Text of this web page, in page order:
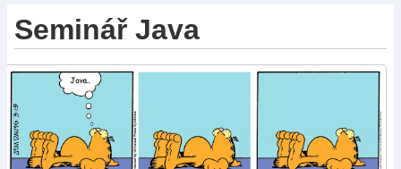
Seminář Java